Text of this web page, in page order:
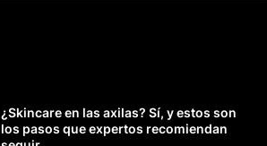
¿Skincare en las axilas? Sí, y estos son
los pasos que expertos recomiendan